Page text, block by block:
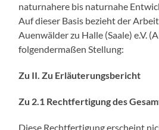
naturnahere bis naturnahe
Auf dieser Basis bezieht der
Auenwälder zu Halle (Saale) e.V.
folgendermaßen Stellung:
Zu II. Zu Erläuterungsbericht
Zu 2.1 Rechtfertigung des
Diese Rechtfertigung erscheint